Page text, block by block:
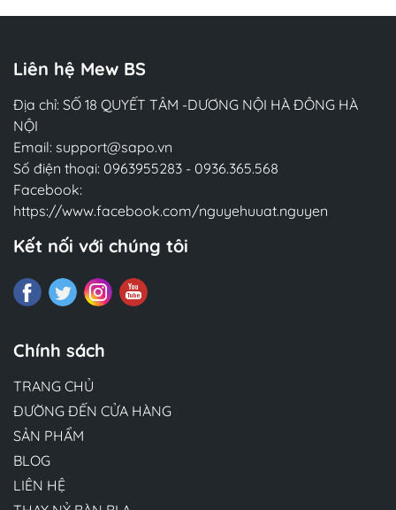
Liên hệ Mew BS
Địa chỉ: SỐ 18 QUYẾT TÂM -DƯƠNG NỘI HÀ ĐÔNG HÀ
NỘI
Email: support@sapo.vn
Số điện thoại: 0963955283 - 0936.365.568
Facebook:
https://www.facebook.com/nguyehuuat.nguyen
Kết nối với chúng tôi
Chính sách
TRANG CHỦ
ĐƯỜNG ĐẾN CỬA HÀNG
SẢN PHẨM
BLOG
LIÊN HỆ